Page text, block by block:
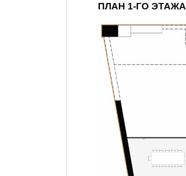
ПЛАН 1-ГО ЭТАЖА